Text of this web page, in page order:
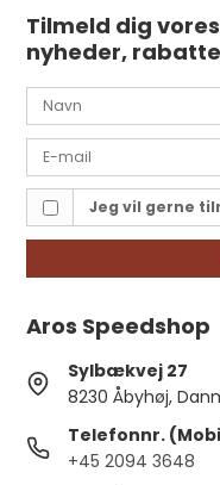
Tilmeld dig
nyheder,
Jeg vil gerne
Aros Speedshop
Sylbækvej 27
8230 Åbyhøj,
Telefonnr.
+45 2094 3648